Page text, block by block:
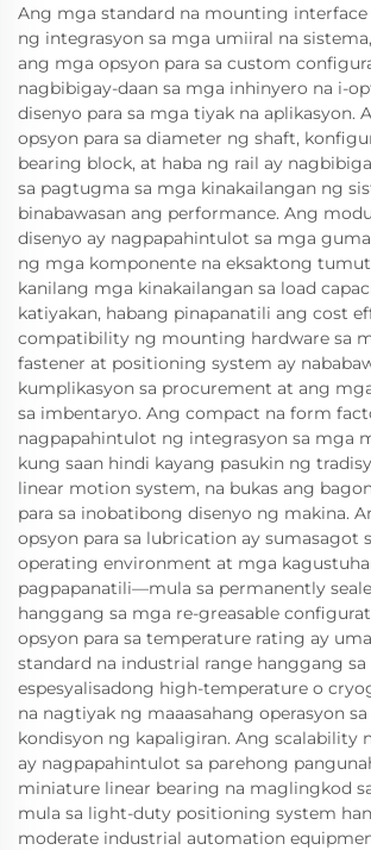
Ang mga standard na mounting interface
ng integrasyon sa mga umiiral na
ang mga opsyon para sa custom
nagbibigay-daan sa mga inhinyero na i-
disenyo para sa mga tiyak na aplikasyon.
opsyon para sa diameter ng shaft,
bearing block, at haba ng rail ay
sa pagtugma sa mga kinakailangan ng
binabawasan ang performance. Ang
disenyo ay nagpapahintulot sa mga
ng mga komponente na eksaktong
kanilang mga kinakailangan sa load
katiyakan, habang pinapanatili ang cost
compatibility ng mounting hardware sa
fastener at positioning system ay
kumplikasyon sa procurement at ang
sa imbentaryo. Ang compact na form
nagpapahintulot ng integrasyon sa mga
kung saan hindi kayang pasukin ng
linear motion system, na bukas ang
para sa inobatibong disenyo ng makina.
opsyon para sa lubrication ay sumasagot
operating environment at mga
pagpapanatili—mula sa permanently
hanggang sa mga re-greasable
opsyon para sa temperature rating ay
standard na industrial range hanggang
espesyalisadong high-temperature o
na nagtiyak ng maaasahang operasyon
kondisyon ng kapaligiran. Ang scalability
ay nagpapahintulot sa parehong
miniature linear bearing na maglingkod
mula sa light-duty positioning system
moderate industrial automation